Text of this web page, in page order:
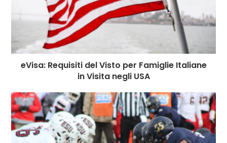
eVisa: Requisiti del Visto per Famiglie Italiane
in Visita negli USA